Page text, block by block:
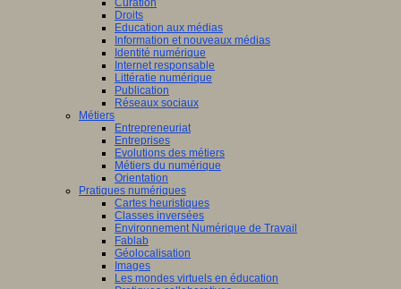
Curation
Droits
Education aux médias
Information et nouveaux médias
Identité numérique
Internet responsable
Littératie numérique
Publication
Réseaux sociaux
Métiers
Entrepreneuriat
Entreprises
Evolutions des métiers
Métiers du numérique
Orientation
Pratiques numériques
Cartes heuristiques
Classes inversées
Environnement Numérique de Travail
Fablab
Géolocalisation
Images
Les mondes virtuels en éducation